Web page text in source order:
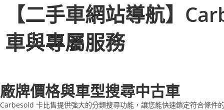
【二手車網站導航】
車與專屬服務
廠牌價格與車型搜尋中古車
Carbesold 卡比售提供強大的分類搜尋功能，讓您能快速鎖定符合條件